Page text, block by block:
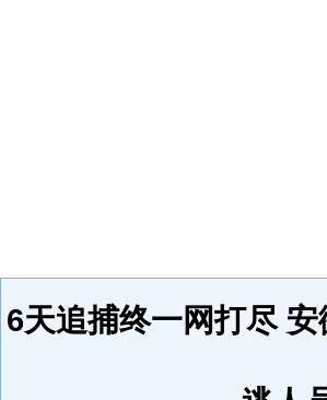
6天追捕终一网打尽